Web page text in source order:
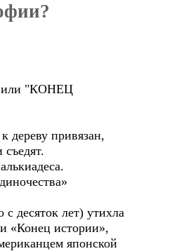
"КОНЕЦ
дереву привязан,
съедят.
десяток лет) утихла
«Конец истории»,
японской